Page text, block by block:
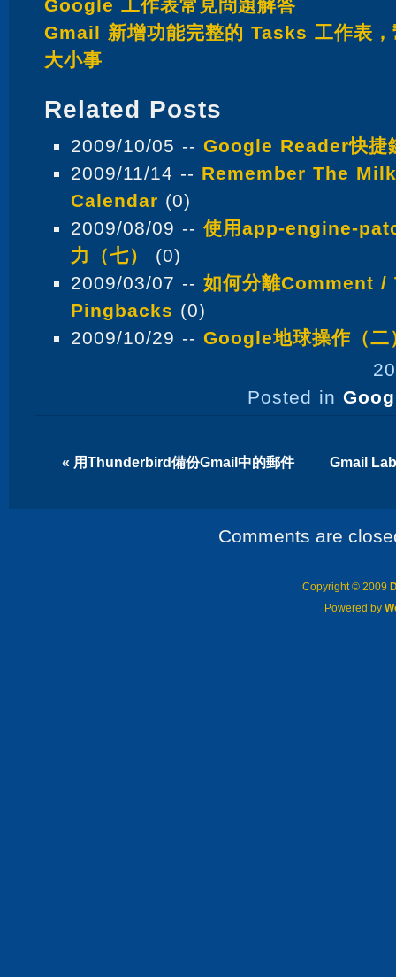
Google 工作表常見問題解答
Gmail 新增功能完整的 Tasks 工作表，
大小事
Related Posts
2009/10/05 -- Google Reader快捷
2009/11/14 -- Remember The
Calendar (0)
2009/08/09 -- 使用app-engine-
力（七）
(0)
2009/03/07 -- 如何分離Comment
Pingbacks (0)
2009/10/29 -- Google地球操作（二
Posted in
« 用Thunderbird備份Gmail中的郵件 Gmail
Comments are
Copyright © 2009
Powered by